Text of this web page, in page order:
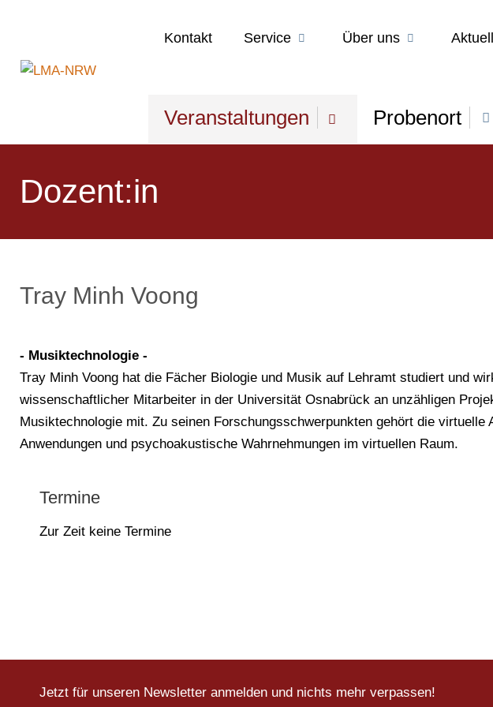
Kontakt Service Über uns
Veranstaltungen Probenort
Dozent:in
Tray Minh Voong
- Musiktechnologie -
Tray Minh Voong hat die Fächer Biologie und Musik auf Lehramt studiert und
wissenschaftlicher Mitarbeiter in der Universität Osnabrück an unzähligen
Musiktechnologie mit. Zu seinen Forschungsschwerpunkten gehört die virtuelle
Anwendungen und psychoakustische Wahrnehmungen im virtuellen Raum.
Termine
Zur Zeit keine Termine
Jetzt für unseren Newsletter anmelden und nichts mehr verpassen!